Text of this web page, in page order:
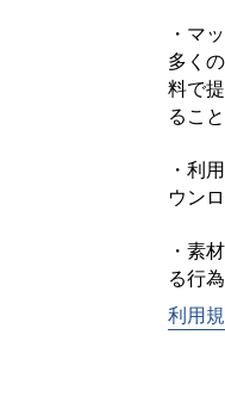
・マ
多く
料で
ること
・利
ウン
・素
利用